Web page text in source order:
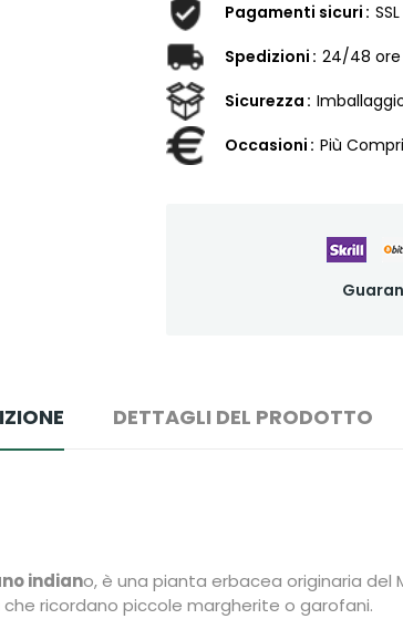
Pagamenti sicuri
Spedizioni 24/48 ore
Sicurezza
Occasioni Più
DETTAGLI DEL PRODOTTO
indiano, è una pianta erbacea originaria del
ricordano piccole margherite o garofani.